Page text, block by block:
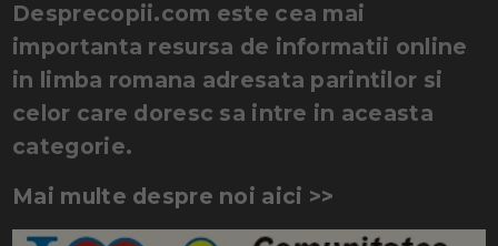
Desprecopii.com este cea mai
importanta resursa de informatii online
in limba romana adresata parintilor si
celor care doresc sa intre in aceasta
categorie.
Mai multe despre noi aici >>